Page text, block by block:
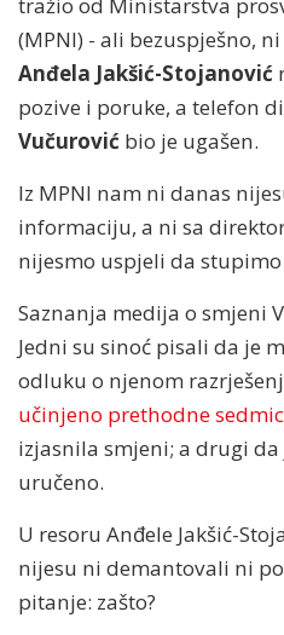
(MPNI) - ali bezuspješno,
Anđela Jakšić-Stojanović
pozive i poruke, a telefon
Vučurović bio je ugašen.
Iz MPNI nam ni danas
informaciju, a ni sa
nijesmo uspjeli da
Saznanja medija o smjeni
Jedni su sinoć pisali da je
odluku o njenom
učinjeno prethodne
izjasnila smjeni; a drugi
uručeno.
U resoru Anđele Jakšić-
nijesu ni demantovali ni
pitanje: zašto?